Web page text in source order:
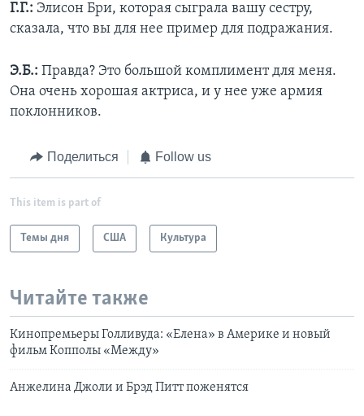
Г.Г.: Элисон Бри, которая сыграла вашу сестру,
сказала, что вы для нее пример для подражания.
Э.Б.: Правда? Это большой комплимент для меня.
Она очень хорошая актриса, и у нее уже армия
поклонников.
Поделиться Follow us
This item is part of
Темы дня США Культура
Читайте также
Кинопремьеры Голливуда: «Елена» в Америке и новый
фильм Копполы «Между»
Анжелина Джоли и Брэд Питт поженятся